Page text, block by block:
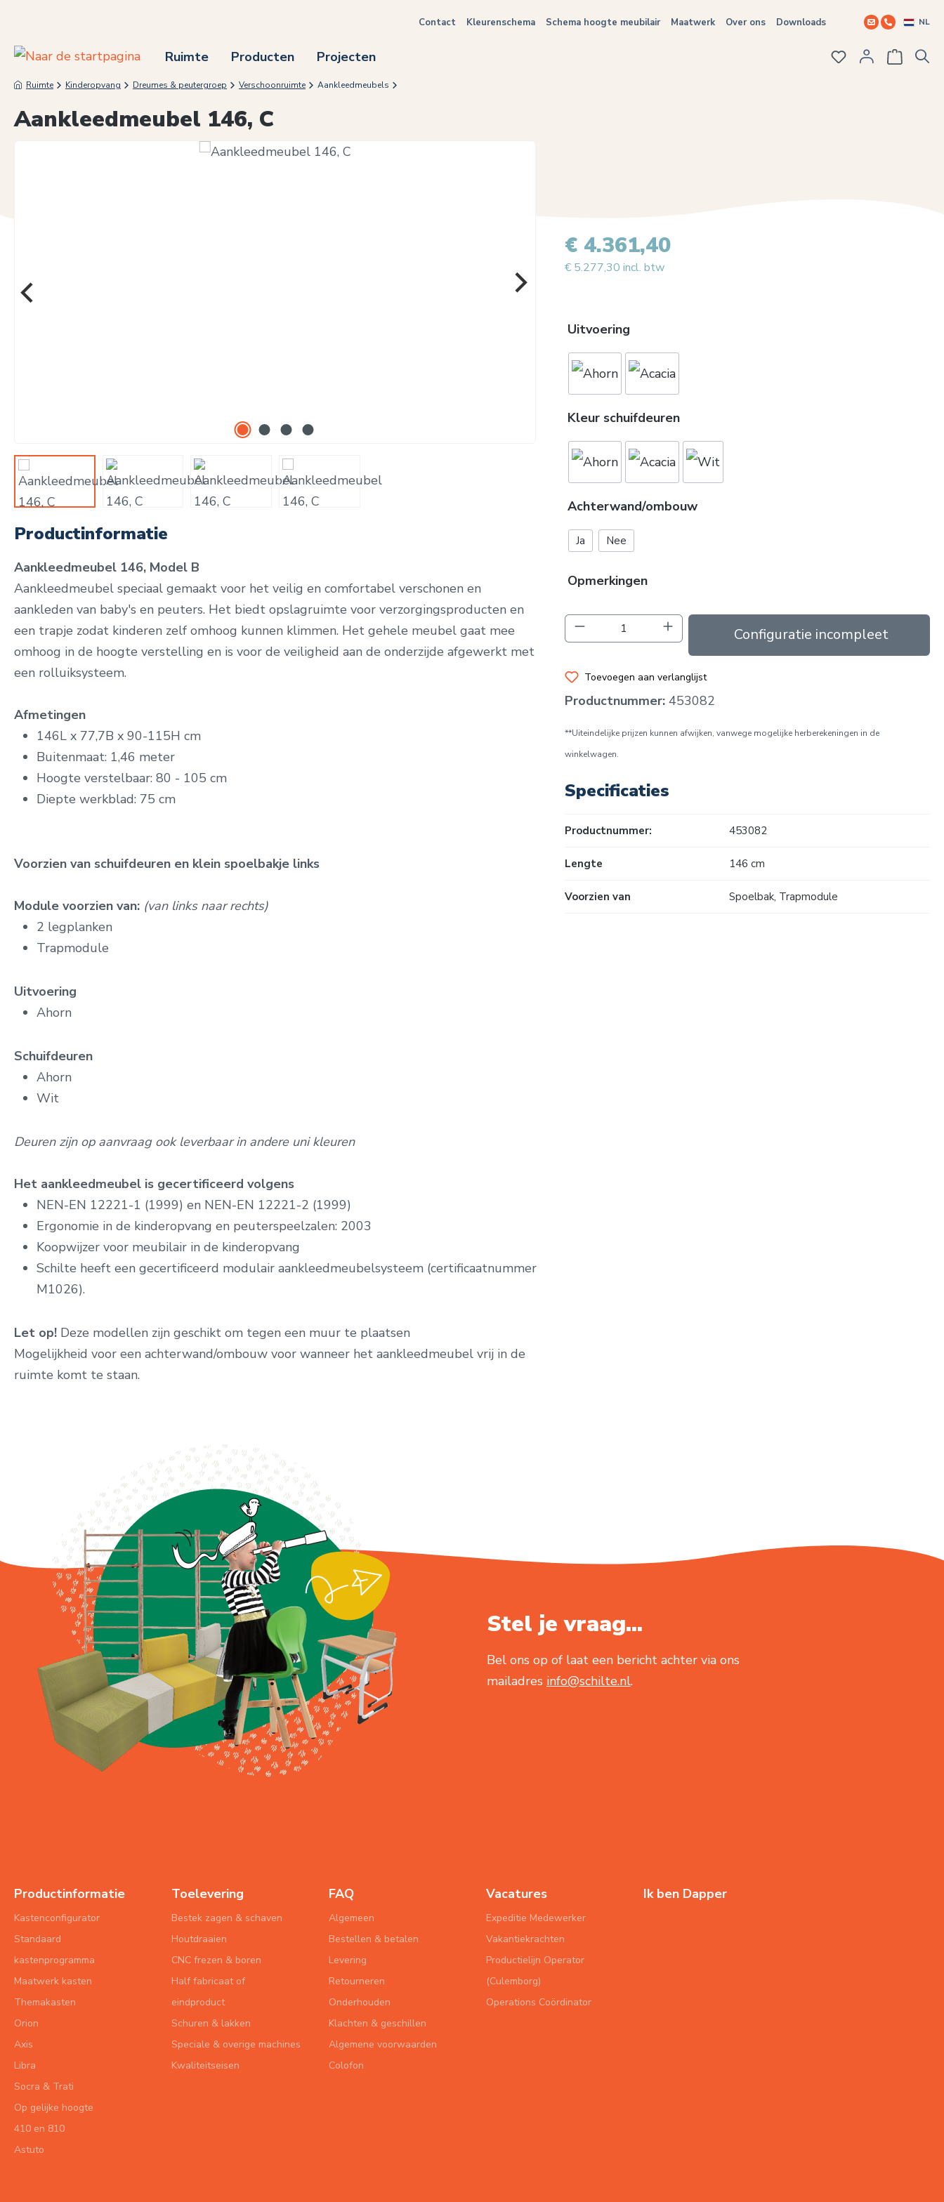
Contact Kleurenschema Schema hoogte meubilair Maatwerk Over ons Downloads NL
Ruimte Producten Projecten Je hebt 0 items
Ruimte Kinderopvang Dreumes & peutergroep Verschoonruimte Aankleedmeubels
Aankleedmeubel 146, C
Productinformatie
Aankleedmeubel 146, Model B
Aankleedmeubel speciaal gemaakt voor het veilig en comfortabel verschonen en
aankleden van baby's en peuters. Het biedt opslagruimte voor verzorgingsproducten en
een trapje zodat kinderen zelf omhoog kunnen klimmen. Het gehele meubel gaat mee
omhoog in de hoogte verstelling en is voor de veiligheid aan de onderzijde afgewerkt met
een rolluiksysteem.
Afmetingen
146L x 77,7B x 90-115H cm
Buitenmaat: 1,46 meter
Hoogte verstelbaar: 80 - 105 cm
Diepte werkblad: 75 cm
Voorzien van schuifdeuren en klein spoelbakje links
Module voorzien van: (van links naar rechts)
2 legplanken
Trapmodule
Uitvoering
Ahorn
Schuifdeuren
Ahorn
Wit
Deuren zijn op aanvraag ook leverbaar in andere uni kleuren
Het aankleedmeubel is gecertificeerd volgens
NEN-EN 12221-1 (1999) en NEN-EN 12221-2 (1999)
Ergonomie in de kinderopvang en peuterspeelzalen: 2003
Koopwijzer voor meubilair in de kinderopvang
Schilte heeft een gecertificeerd modulair aankleedmeubelsysteem (certificaatnummer
M1026).
Let op! Deze modellen zijn geschikt om tegen een muur te plaatsen
Mogelijkheid voor een achterwand/ombouw voor wanneer het aankleedmeubel vrij in de
ruimte komt te staan.
Uitvoering
Kleur schuifdeuren
Achterwand/ombouw
Ja Nee
Opmerkingen
€ 4.361,40
€ 5.277,30 incl. btw
Producthoeveelheid: Voer de gewenste
In de winkelmand
Toevoegen aan verlanglijst
Productnummer: 453082
**Uiteindelijke prijzen kunnen afwijken, vanwege mogelijke herberekeningen in de
winkelwagen.
Specificaties
Productnummer: 453082
Lengte 146 cm
Voorzien van Spoelbak, Trapmodule
Stel je vraag...
Bel ons op of laat een bericht achter via ons
mailadres info@schilte.nl.
Productinformatie
Kastenconfigurator
Standaard
kastenprogramma
Maatwerk kasten
Themakasten
Orion
Axis
Libra
Socra & Trati
Op gelijke hoogte
410 en 810
Astuto
Toelevering
Bestek zagen & schaven
Houtdraaien
CNC frezen & boren
Half fabricaat of
eindproduct
Schuren & lakken
Speciale & overige machines
Kwaliteitseisen
FAQ
Algemeen
Bestellen & betalen
Levering
Retourneren
Onderhouden
Klachten & geschillen
Algemene voorwaarden
Colofon
Vacatures
Expeditie Medewerker
Vakantiekrachten
Productielijn Operator
(Culemborg)
Operations Coördinator
Ik ben Dapper